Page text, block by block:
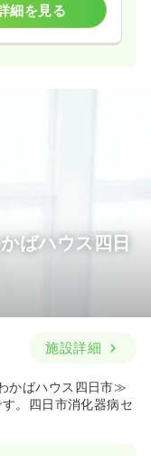
細を見る
ばハウス四日
施設詳細
かばハウス四日市≫
。四日市消化器病セ